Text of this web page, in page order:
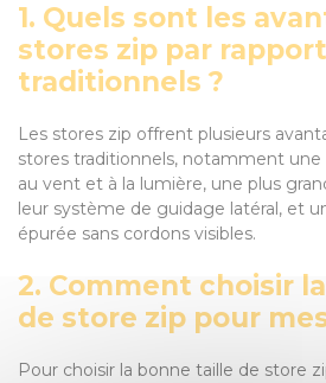
1. Quels sont les
stores zip par
traditionnels ?
Les stores zip offrent plusieurs
stores traditionnels, notamment
au vent et à la lumière, une plus
leur système de guidage latéral, et
épurée sans cordons visibles.
2. Comment choisir
de store zip pour
Pour choisir la bonne taille de store